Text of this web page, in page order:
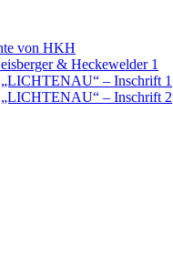
von HKH
& Heckewelder 1
„LICHTENAU“ – Inschrift 1
„LICHTENAU“ – Inschrift 2